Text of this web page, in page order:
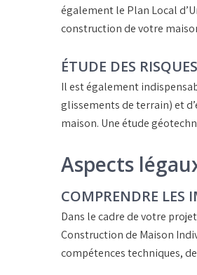
également le Plan Local
construction de votre
ÉTUDE DES
Il est également
glissements de terrain) et
maison. Une étude
Aspects
COMPRENDRE LES
Dans le cadre de votre
Construction de Maison
compétences techniques,